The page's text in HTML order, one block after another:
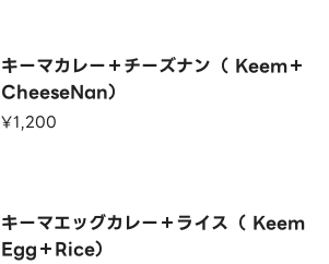
キーマカレー＋チーズナン（ Keem＋
CheeseNan）
¥1,200
キーマエッグカレー＋ライス（ Keem
Egg＋Rice）